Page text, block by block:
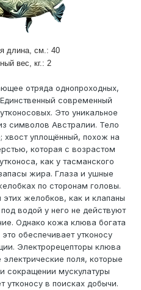
длина, см.: 40
вес, кг.: 2
отряда однопроходных,
современный
Это уникальное
символов Австралии. Тело
хвост уплощённый, похож на
которая с возрастом
как у тасманского
жира. Глаза и ушные
по сторонам головы.
желобков, как и клапаны
водой у него не действуют
Однако кожа клюва богата
обеспечивает утконосу
Электрорецепторы клюва
поля, которые
сокращении мускулатуры
утконосу в поисках добычи.